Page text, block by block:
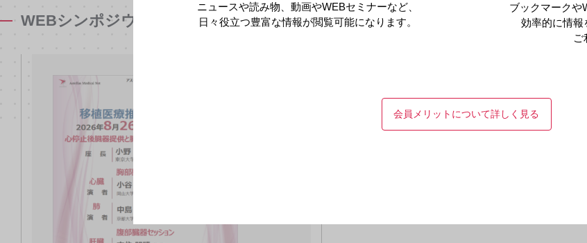
WEBシンポジウムのご案内
ニュースや読み物、動画やWEBセミナーなど、
日々役立つ豊富な情報が閲覧可能になります。
ブックマークや
効率的に情報
ご
会員メリットについて詳しく見る